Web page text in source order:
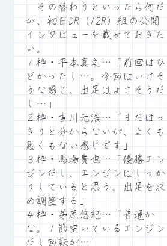
その替わりといったら何だ
が、初日DR（12R）組の公開
インタビューを載せておきた
い。
１枠・平本真之…「前回はひ
どかったし…。今回はいけそ
うな感じ。出足はよさそうだ
し…」
２枠・吉川元浩…「まだはっ
きりと分からないが、よくも
悪くもない感じです」
３枠・馬場貴也…「優勝エン
ジンだし、エンジンはしっか
りしていると思う。出足を求
め調整する」
４枠・茅原悠紀…「普通か
な。１節空いているエンジン
だし回転が…」